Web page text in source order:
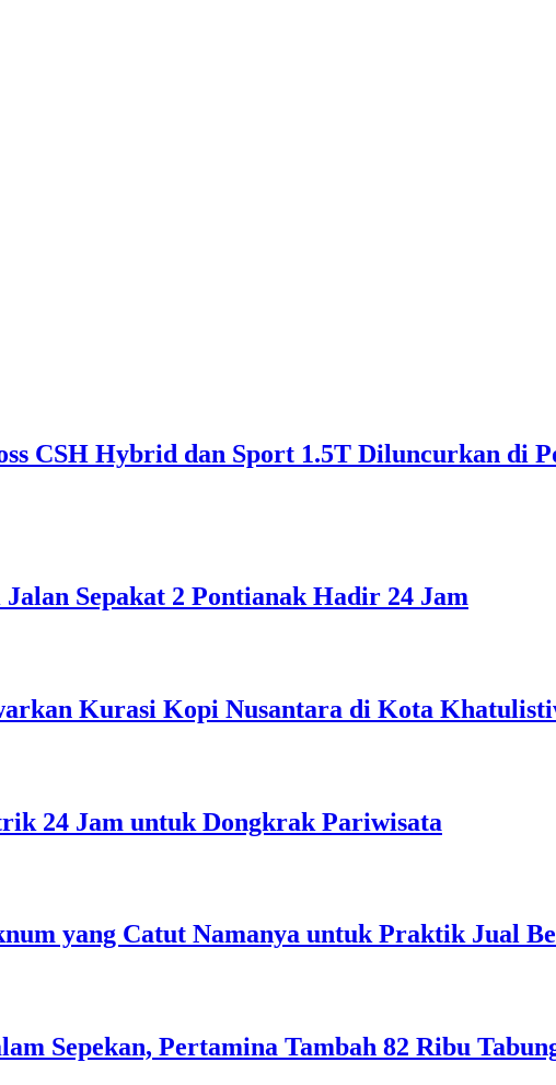
CSH Hybrid dan Sport 1.5T Diluncurkan di
Sepakat 2 Pontianak Hadir 24 Jam
Kurasi Kopi Nusantara di Kota
24 Jam untuk Dongkrak Pariwisata
yang Catut Namanya untuk Praktik Jual
Sepekan, Pertamina Tambah 82 Ribu